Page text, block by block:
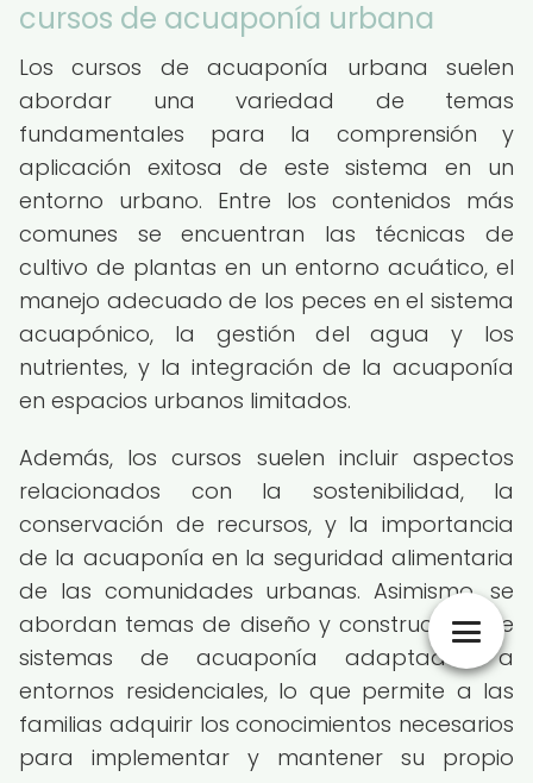
cursos de acuaponía urbana
Los cursos de acuaponía urbana suelen
abordar una variedad de temas
fundamentales para la comprensión y
aplicación exitosa de este sistema en un
entorno urbano. Entre los contenidos más
comunes se encuentran las técnicas de
cultivo de plantas en un entorno acuático, el
manejo adecuado de los peces en el sistema
acuapónico, la gestión del agua y los
nutrientes, y la integración de la acuaponía
en espacios urbanos limitados.
Además, los cursos suelen incluir aspectos
relacionados con la sostenibilidad, la
conservación de recursos, y la importancia
de la acuaponía en la seguridad alimentaria
de las comunidades urbanas. Asimismo, se
abordan temas de diseño y construcción de
sistemas de acuaponía adaptados a
entornos residenciales, lo que permite a las
familias adquirir los conocimientos necesarios
para implementar y mantener su propio